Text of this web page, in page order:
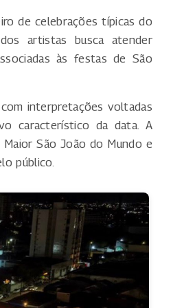
de celebrações típicas do
artistas busca atender
às festas de São
interpretações voltadas
característico da data. A
São João do Mundo e
público.